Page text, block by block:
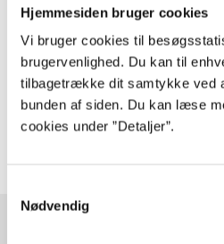
Hjemmesiden bruger cookies
Vi bruger cookies til
brugervenlighed. Du kan til
tilbagetrække dit samtykke ved
bunden af siden. Du kan læse
cookies under ”Detaljer”.
Nødvendig
The article is a part of
lorem ipsum dolor
Tidsskrift
The articles in are